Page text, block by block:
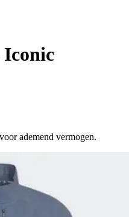
Iconic
ademend vermogen.